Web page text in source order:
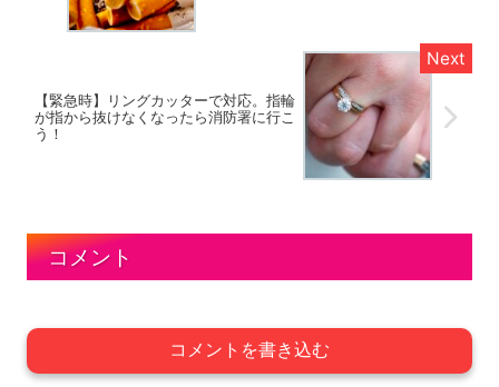
【緊急時】リングカッターで対応。指輪
が指から抜けなくなったら消防署に行こ
う！
コメント
コメントを書き込む